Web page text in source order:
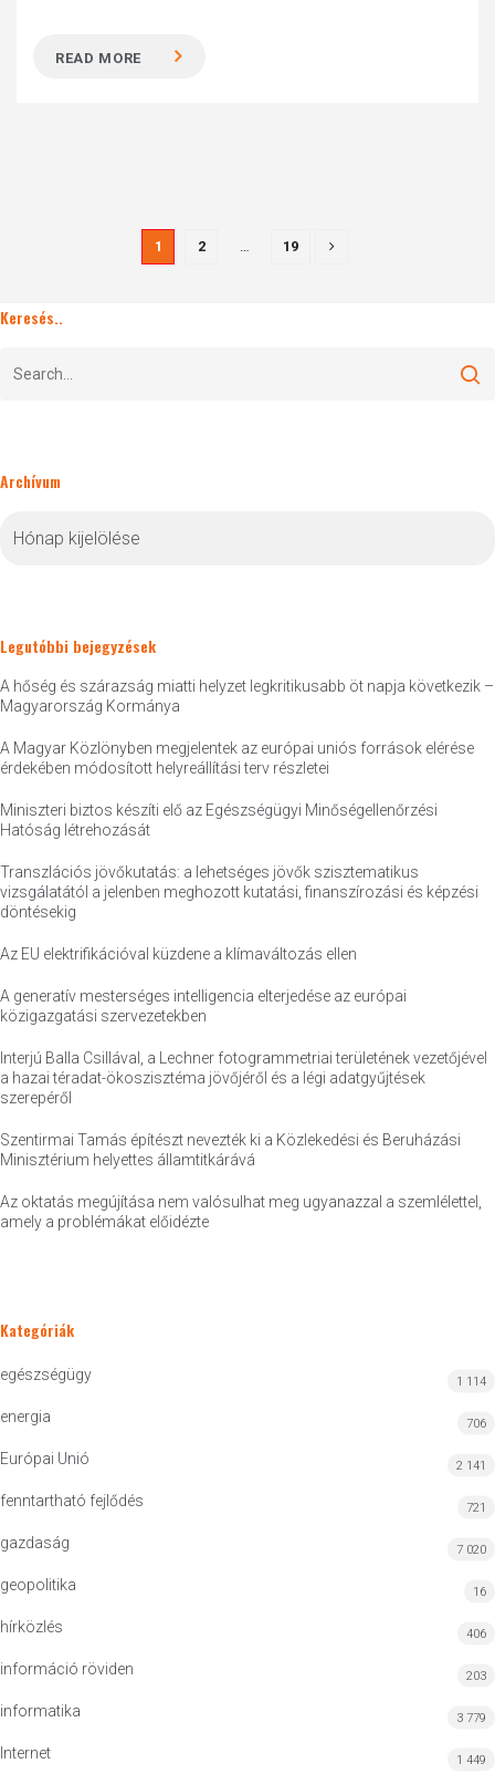
READ MORE
1 2 … 19
Keresés..
Archívum
Legutóbbi bejegyzések
A hőség és szárazság miatti helyzet legkritikusabb öt napja következik –
Magyarország Kormánya
A Magyar Közlönyben megjelentek az európai uniós források elérése
érdekében módosított helyreállítási terv részletei
Miniszteri biztos készíti elő az Egészségügyi Minőségellenőrzési
Hatóság létrehozását
Transzlációs jövőkutatás: a lehetséges jövők szisztematikus
vizsgálatától a jelenben meghozott kutatási, finanszírozási és képzési
döntésekig
Az EU elektrifikációval küzdene a klímaváltozás ellen
A generatív mesterséges intelligencia elterjedése az európai
közigazgatási szervezetekben
Interjú Balla Csillával, a Lechner fotogrammetriai területének vezetőjével
a hazai téradat-ökoszisztéma jövőjéről és a légi adatgyűjtések
szerepéről
Szentirmai Tamás építészt nevezték ki a Közlekedési és Beruházási
Minisztérium helyettes államtitkárává
Az oktatás megújítása nem valósulhat meg ugyanazzal a szemlélettel,
amely a problémákat előidézte
Kategóriák
egészségügy 1 114
energia 706
Európai Unió 2 141
fenntartható fejlődés 721
gazdaság 7 020
geopolitika 16
hírközlés 406
információ röviden 203
informatika 3 779
Internet 1 449